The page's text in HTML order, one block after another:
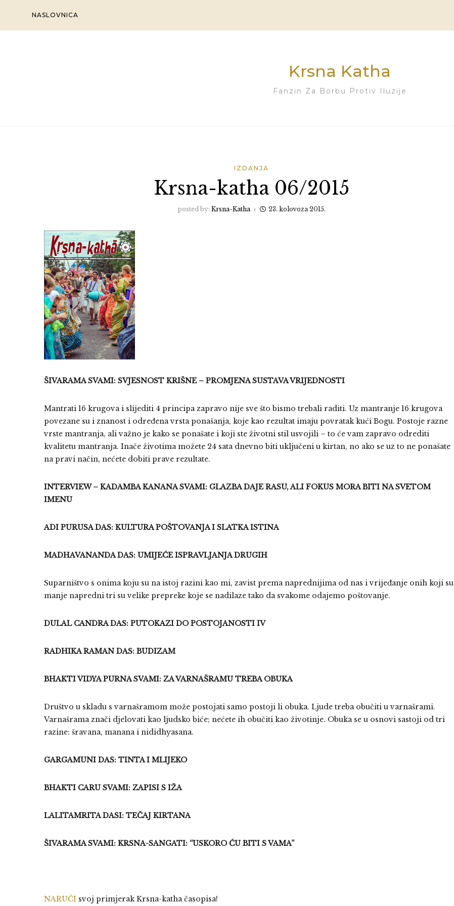
content
NASLOVNICA
Krsna Katha
Fanzin Za Borbu Protiv Iluzije
IZDANJA
Krsna-katha 06/2015
posted by: Krsna-Katha 23. kolovoza 2015.
ŠIVARAMA SVAMI: SVJESNOST KRIŠNE – PROMJENA SUSTAVA VRIJEDNOSTI
Mantrati 16 krugova i slijediti 4 principa zapravo nije sve što bismo trebali raditi. Uz mantranje 16 krugova
povezane su i znanost i određena vrsta ponašanja, koje kao rezultat imaju povratak kući Bogu. Postoje razne
vrste mantranja, ali važno je kako se ponašate i koji ste životni stil usvojili – to će vam zapravo odrediti
kvalitetu mantranja. Inače životima možete 24 sata dnevno biti uključeni u kirtan, no ako se uz to ne ponašate
na pravi način, nećete dobiti prave rezultate.
INTERVIEW – KADAMBA KANANA SVAMI: GLAZBA DAJE RASU, ALI FOKUS MORA BITI NA SVETOM
IMENU
ADI PURUSA DAS: KULTURA POŠTOVANJA I SLATKA ISTINA
MADHAVANANDA DAS: UMIJEĆE ISPRAVLJANJA DRUGIH
Suparništvo s onima koju su na istoj razini kao mi, zavist prema naprednijima od nas i vrijeđanje onih koji su
manje napredni tri su velike prepreke koje se nadilaze tako da svakome odajemo poštovanje.
DULAL CANDRA DAS: PUTOKAZI DO POSTOJANOSTI IV
RADHIKA RAMAN DAS: BUDIZAM
BHAKTI VIDYA PURNA SVAMI: ZA VARNAŠRAMU TREBA OBUKA
Društvo u skladu s varnašramom može postojati samo postoji li obuka. Ljude treba obučiti u varnašrami.
Varnašrama znači djelovati kao ljudsko biće; nećete ih obučiti kao životinje. Obuka se u osnovi sastoji od tri
razine: šravana, manana i nididhyasana.
GARGAMUNI DAS: TINTA I MLIJEKO
BHAKTI CARU SVAMI: ZAPISI S IŽA
LALITAMRITA DASI: TEČAJ KIRTANA
ŠIVARAMA SVAMI: KRSNA-SANGATI: “USKORO ĆU BITI S VAMA”
NARUČI svoj primjerak Krsna-katha časopisa!